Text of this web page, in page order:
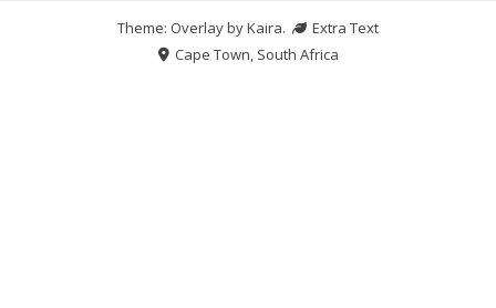
Theme: Overlay byKaira.
Extra Text
Cape Town, South Africa